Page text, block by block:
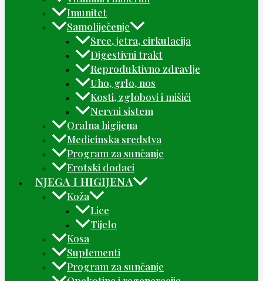
Imunitet
Samoliječenje
Srce, jetra, cirkulacija
Digestivni trakt
Reproduktivno zdravlje
Uho, grlo, nos
Kosti, zglobovi i mišići
Nervni sistem
Oralna higijena
Medicinska sredstva
Program za sunčanje
Erotski dodaci
NJEGA I HIGIJENA
Koža
Lice
Tijelo
Kosa
Suplementi
Program za sunčanje